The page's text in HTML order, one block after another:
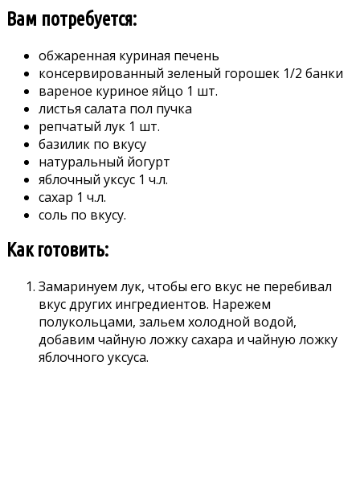
Вам потребуется:
обжаренная куриная печень
консервированный зеленый горошек 1/2 банки
вареное куриное яйцо 1 шт.
листья салата пол пучка
репчатый лук 1 шт.
базилик по вкусу
натуральный йогурт
яблочный уксус 1 ч.л.
сахар 1 ч.л.
соль по вкусу.
Как готовить:
Замаринуем лук, чтобы его вкус не перебивал
вкус других ингредиентов. Нарежем
полукольцами, зальем холодной водой,
добавим чайную ложку сахара и чайную ложку
яблочного уксуса.